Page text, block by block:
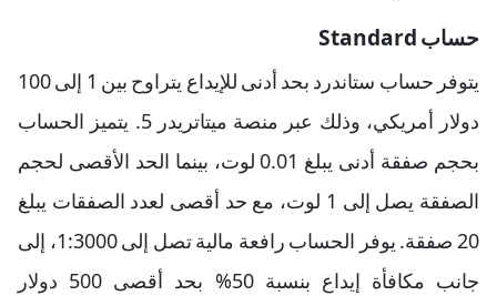
حساب Standard
يتوفر حساب ستاندرد بحد أدنى للإيداع يتراوح بين 1 إلى 100
دولار أمريكي، وذلك عبر منصة ميتاتريدر 5. يتميز الحساب
بحجم صفقة أدنى يبلغ 0.01 لوت، بينما الحد الأقصى لحجم
الصفقة يصل إلى 1 لوت، مع حد أقصى لعدد الصفقات يبلغ
20 صفقة. يوفر الحساب رافعة مالية تصل إلى 1:3000، إلى
جانب مكافأة إيداع بنسبة 50% بحد أقصى 500 دولار